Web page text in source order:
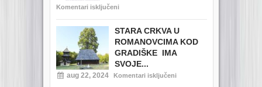
Komentari isključeni
STARA CRKVA U
ROMANOVCIMA KOD
GRADIŠKE IMA
SVOJE...
aug 22, 2024 Komentari isključeni